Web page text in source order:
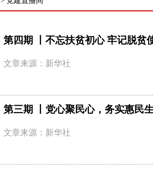
第四期 丨不忘扶贫初心 牢记脱贫
文章来源：新华社
第三期 丨党心聚民心，务实惠民
文章来源：新华社